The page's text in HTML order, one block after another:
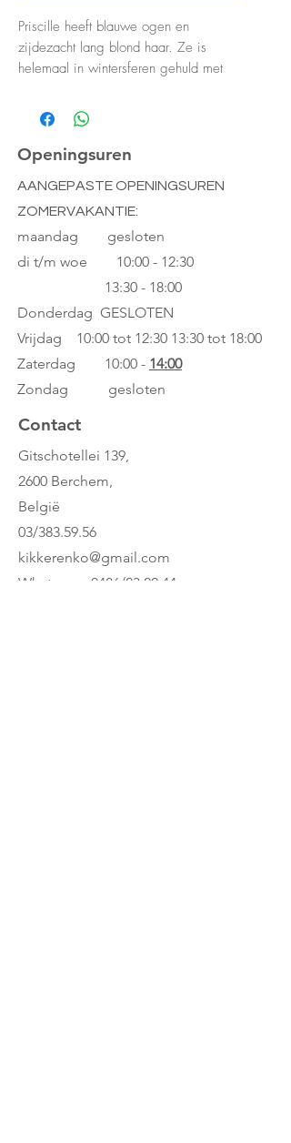
Priscille heeft blauwe ogen en
zijdezacht lang blond haar. Ze is
helemaal in wintersferen gehuld met
bodywarmer van (namaak) bont. Ze
draagt onder haar jurkje een witte
legging met zilveren laarsjes met
Als je Priscille neerlegt sluit ze haar
ogen.
De pop heeft een super zachte vulling
en het gezicht, de armpjes en de
vinyl wat een subtiele vanillegeur
heeft.
Openingsuren
AANGEPASTE OPENINGSUREN
ZOMERVAKANTIE:
maandag gesloten
di t/m woe 10:00 - 12:30
13:30 - 18:00
Donderdag GESLOTEN
Vrijdag 10:00 tot 12:30 13:30 tot 18:00
Zaterdag 10:00 - 14:00
Zondag gesloten
Contact
Gitschotellei 139,
2600 Berchem,
België
03/383.59.56
kikkerenko@gmail.com
Whatsapp: 0486/23.22.44